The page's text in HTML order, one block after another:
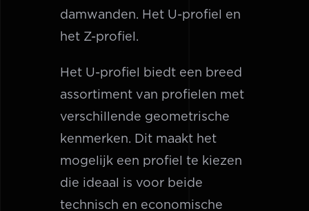
damwanden. Het U-profiel en
het Z-profiel.
Het U-profiel biedt een breed
assortiment van profielen met
verschillende geometrische
kenmerken. Dit maakt het
mogelijk een profiel te kiezen
die ideaal is voor beide
technisch en economische